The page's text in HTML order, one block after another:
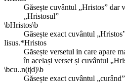
Găsește cuvântul „Hristos” dar
„Hristosul”
\bHristos\b
Găsește exact cuvântul
Iisus.*Hristos
Găsește versetul in care apare
în același verset și cuvântul
\bcu..n(t|d)\b
Găsește exact cuvântul